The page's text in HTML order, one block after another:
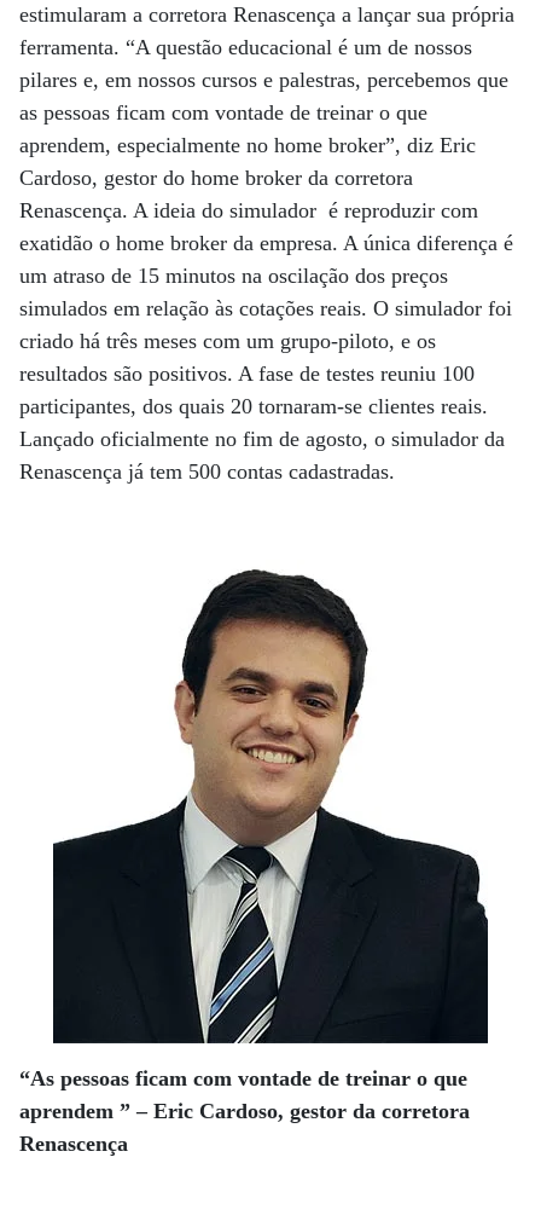
estimularam a corretora Renascença a lançar sua própria
ferramenta. “A questão educacional é um de nossos
pilares e, em nossos cursos e palestras, percebemos que
as pessoas ficam com vontade de treinar o que
aprendem, especialmente no home broker”, diz Eric
Cardoso, gestor do home broker da corretora
Renascença. A ideia do simulador é reproduzir com
exatidão o home broker da empresa. A única diferença é
um atraso de 15 minutos na oscilação dos preços
simulados em relação às cotações reais. O simulador foi
criado há três meses com um grupo-piloto, e os
resultados são positivos. A fase de testes reuniu 100
participantes, dos quais 20 tornaram-se clientes reais.
Lançado oficialmente no fim de agosto, o simulador da
Renascença já tem 500 contas cadastradas.
“As pessoas ficam com vontade de treinar o que
aprendem ” – Eric Cardoso, gestor da corretora
Renascença